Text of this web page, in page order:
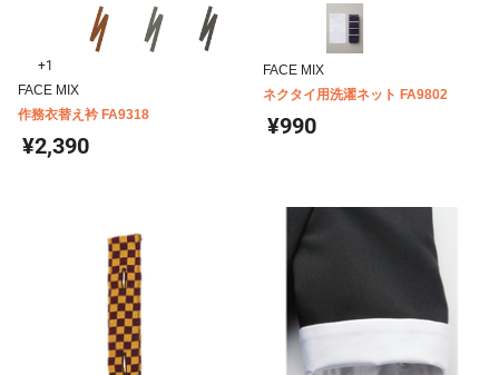
+1
FACE MIX
作務衣替え衿 FA9318
¥2,390
FACE MIX
ネクタイ用洗濯ネット FA9802
¥990